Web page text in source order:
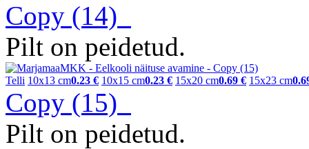
Copy (14)
Pilt on peidetud.
Telli 10x13 cm0.23 € 10x15 cm0.23 € 15x20 cm0.69 € 15x23 cm
Copy (15)
Pilt on peidetud.